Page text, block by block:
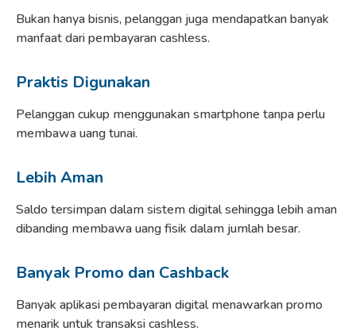
Bukan hanya bisnis, pelanggan juga mendapatkan banyak
manfaat dari pembayaran cashless.
Praktis Digunakan
Pelanggan cukup menggunakan smartphone tanpa perlu
membawa uang tunai.
Lebih Aman
Saldo tersimpan dalam sistem digital sehingga lebih aman
dibanding membawa uang fisik dalam jumlah besar.
Banyak Promo dan Cashback
Banyak aplikasi pembayaran digital menawarkan promo
menarik untuk transaksi cashless.